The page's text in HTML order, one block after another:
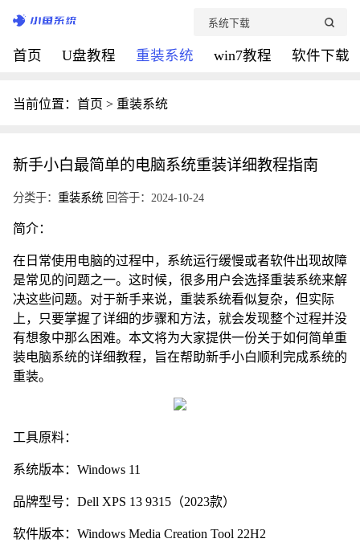
首页 U盘教程 重装系统 win7教程 软件下载
当前位置： 首页 > 重装系统
新手小白最简单的电脑系统重装详细教程指南
分类于： 重装系统 回答于：2024-10-24
简介：
在日常使用电脑的过程中，系统运行缓慢或者软件出现故障
是常见的问题之一。这时候，很多用户会选择重装系统来解
决这些问题。对于新手来说，重装系统看似复杂，但实际
上，只要掌握了详细的步骤和方法，就会发现整个过程并没
有想象中那么困难。本文将为大家提供一份关于如何简单重
装电脑系统的详细教程，旨在帮助新手小白顺利完成系统的
重装。
工具原料：
系统版本：Windows 11
品牌型号：Dell XPS 13 9315（2023款）
软件版本：Windows Media Creation Tool 22H2